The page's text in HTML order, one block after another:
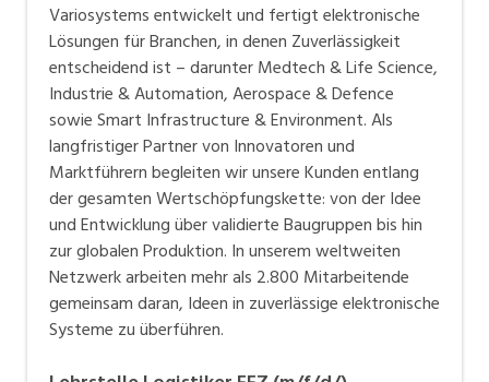
Verkauf, Handel, Kundenberatung,
Aussendienst
Sicherheit, Rettung, Polizei, Zoll
Smart Infrastructure & Environment. Als langfristiger
Partner von Innovatoren und Marktführern begleiten
wir unsere Kunden entlang der gesamten
Wertschöpfungskette: von der Idee und Entwicklung
über validierte Baugruppen bis hin zur globalen
Produktion. In unserem weltweiten Netzwerk arbeiten
mehr als 2.800 Mitarbeitende gemeinsam daran, Ideen
in zuverlässige elektronische Systeme zu überführen.
Variosystems entwickelt und fertigt elektronische
Lösungen für Branchen, in denen Zuverlässigkeit
entscheidend ist – darunter Medtech & Life Science,
Industrie & Automation, Aerospace & Defence
sowie Smart Infrastructure & Environment. Als
langfristiger Partner von Innovatoren und
Marktführern begleiten wir unsere Kunden entlang
der gesamten Wertschöpfungskette: von der Idee
und Entwicklung über validierte Baugruppen bis hin
zur globalen Produktion. In unserem weltweiten
Netzwerk arbeiten mehr als 2.800 Mitarbeitende
gemeinsam daran, Ideen in zuverlässige elektronische
Systeme zu überführen.